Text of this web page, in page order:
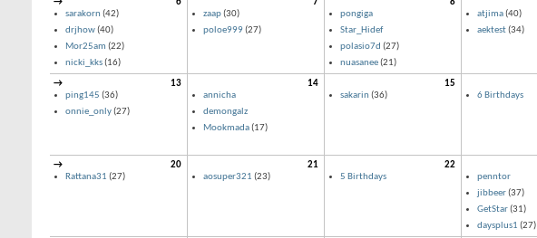
→
6
sarakorn (42)
drjhow(40)
Mor25am (22)
nicki_kks(16)
7
zaap(30)
poloe999(27)
8
pongiga
Star_Hidef
polasio7d (27)
nuasanee(21)
atjima(40)
aektest(34)
→
13
ping145 (36)
onnie_only(27)
14
annicha
demongalz
Mookmada(17)
15
sakarin (36)
6 Birthdays
→
20
Rattana31 (27)
21
aosuper321 (23)
22
5 Birthdays
penntor
jibbeer(37)
GetStar(31)
daysplus1 (27)